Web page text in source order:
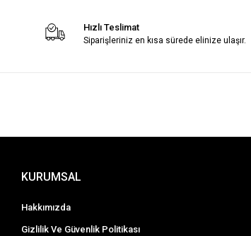
Hızlı Teslimat
Siparişleriniz en kısa sürede elinize ulaşır.
KURUMSAL
Hakkımızda
Gizlilik Ve Güvenlik Politikası